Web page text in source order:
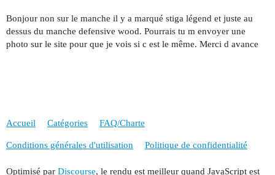
Bonjour non sur le manche il y a marqué stiga légend et juste au
dessus du manche defensive wood. Pourrais tu m envoyer une
photo sur le site pour que je vois si c est le même. Merci d avance
Accueil Catégories FAQ/Charte
Conditions générales d'utilisation Politique de confidentialité
Optimisé par Discourse, le rendu est meilleur quand JavaScript est